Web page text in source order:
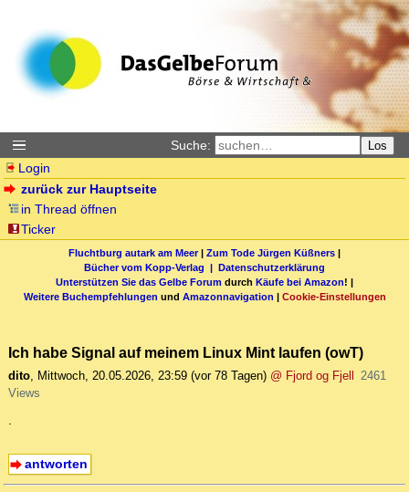
Suche: Los
Login
zurück zur Hauptseite
in Thread öffnen
Ticker
Fluchtburg autark am Meer| Zum Tode Jürgen Küßners |
Bücher vom Kopp-Verlag | Datenschutzerklärung
Unterstützen Sie das Gelbe Forum durch Käufe bei Amazon! |
Weitere Buchempfehlungen und Amazonnavigation | Cookie-Einstellungen
Ich habe Signal auf meinem Linux Mint laufen (owT)
dito, Mittwoch, 20.05.2026, 23:59 (vor 78 Tagen) @ Fjord og Fjell
2461
Views
.
antworten